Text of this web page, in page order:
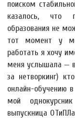
поиском
казалось, что
образования не
тот момент у
работать я хочу
меня услышала — в
за нетворкинг)
онлайн-обучению
мой
выпускница